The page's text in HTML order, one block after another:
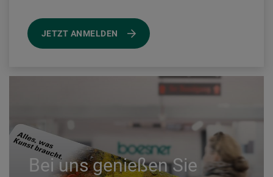
JETZT ANMELDEN
Bei uns genießen Sie